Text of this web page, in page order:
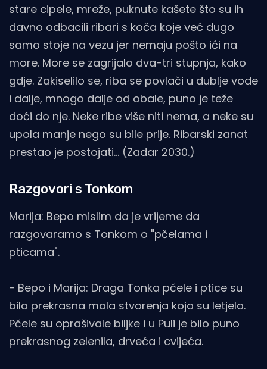
stare cipele, mreže, puknute kašete što su ih
davno odbacili ribari s koča koje već dugo
samo stoje na vezu jer nemaju pošto ići na
more. More se zagrijalo dva-tri stupnja, kako
gdje. Zakiselilo se, riba se povlači u dublje vode
i dalje, mnogo dalje od obale, puno je teže
doći do nje. Neke ribe više niti nema, a neke su
upola manje nego su bile prije. Ribarski zanat
prestao je postojati… (Zadar 2030.)
Razgovori s Tonkom
Marija: Bepo mislim da je vrijeme da
razgovaramo s Tonkom o "pčelama i
pticama".
- Bepo i Marija: Draga Tonka pčele i ptice su
bila prekrasna mala stvorenja koja su letjela.
Pčele su oprašivale biljke i u Puli je bilo puno
prekrasnog zelenila, drveća i cvijeća.